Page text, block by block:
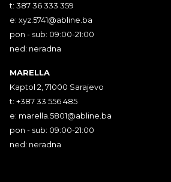
t: 387 36 333 359
e: xyz.5741@abline.ba
pon - sub: 09:00-21:00
ned: neradna
MARELLA
Kaptol 2, 71000 Sarajevo
t: +387 33 556 485
e: marella.5801@abline.ba
pon - sub: 09:00-21:00
ned: neradna